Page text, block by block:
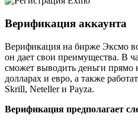
Верификация аккаунта
Верификация на бирже Эксмо
он дает свои преимущества. В
сможет выводить деньги прямо
долларах и евро, а также
Skrill, Neteller и Payza.
Верификация предполагает